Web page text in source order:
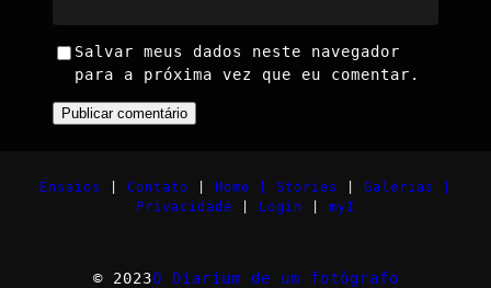
Salvar meus dados neste navegador
para a próxima vez que eu comentar.
Ensaios Contato Home | Stories
Galerias |
Privacidade
Login myI
© 2023O Diarium de um fotógrafo